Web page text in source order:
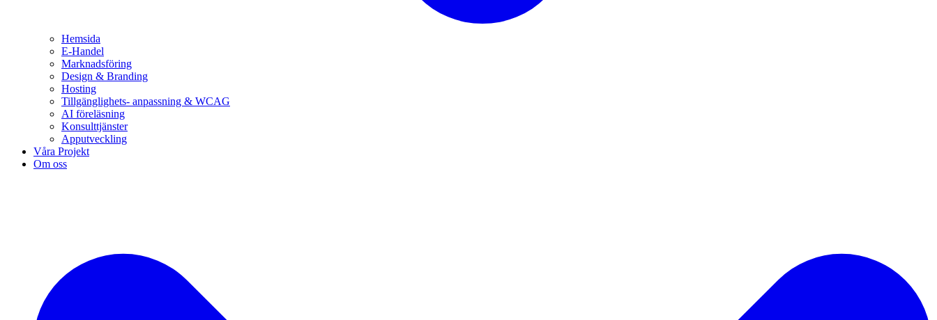
Hemsida
E-Handel
Marknadsföring
Design & Branding
Hosting
Tillgänglighets- anpassning & WCAG
AI föreläsning
Konsulttjänster
Apputveckling
Våra Projekt
Om oss